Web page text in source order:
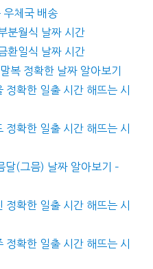
우체국 배송
분월식 날짜 시간
환일식 날짜 시간
복 정확한 날짜 알아보기
확한 일출 시간 해뜨는 시
확한 일출 시간 해뜨는 시
(그믐) 날짜 알아보기 –
확한 일출 시간 해뜨는 시
확한 일출 시간 해뜨는 시